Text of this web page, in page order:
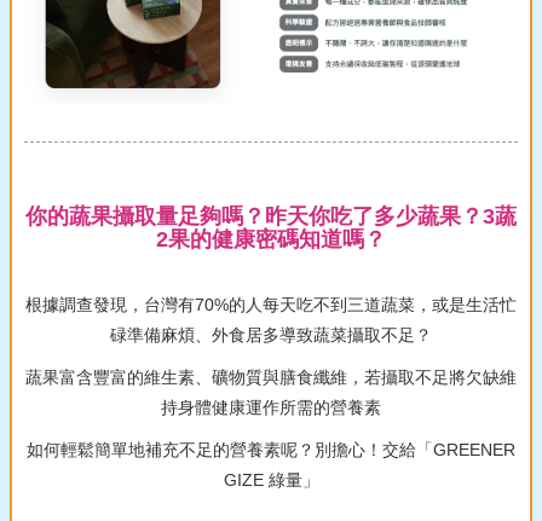
你的蔬果攝取量足夠嗎？昨天你吃了多少蔬果？3蔬
2果的健康密碼知道嗎？
根據調查發現，台灣有70%的人每天吃不到三道蔬菜，或是生活忙
碌準備麻煩、外食居多導致蔬菜攝取不足？
蔬果富含豐富的維生素、礦物質與膳食纖維，若攝取不足將欠缺維
持身體健康運作所需的營養素
如何輕鬆簡單地補充不足的營養素呢？別擔心！交給「GREENER
GIZE 綠量」